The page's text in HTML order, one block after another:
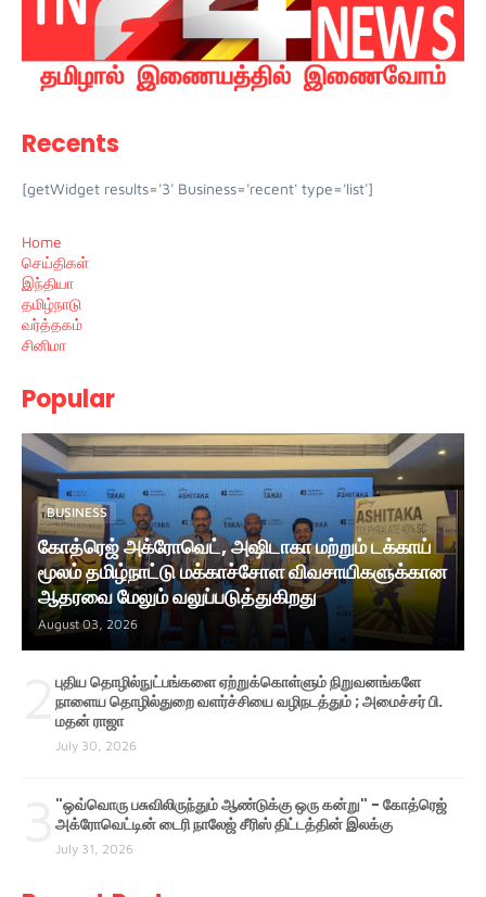
Recents
[getWidget results='3' Business='recent' type='list']
Home
செய்திகள்
இந்தியா
தமிழ்நாடு
வர்த்தகம்
சினிமா
Popular
BUSINESS
கோத்ரெஜ் அக்ரோவெட், அஷிடாகா மற்றும் டக்காய்
மூலம் தமிழ்நாட்டு மக்காச்சோள விவசாயிகளுக்கான
ஆதரவை மேலும் வலுப்படுத்துகிறது
August 03, 2026
புதிய தொழில்நுட்பங்களை ஏற்றுக்கொள்ளும் நிறுவனங்களே
நாளைய தொழில்துறை வளர்ச்சியை வழிநடத்தும் ; அமைச்சர் பி.
மதன் ராஜா
July 30, 2026
"ஒவ்வொரு பசுவிலிருந்தும் ஆண்டுக்கு ஒரு கன்று" - கோத்ரெஜ்
அக்ரோவெட்டின் டைரி நாலேஜ் சீரிஸ் திட்டத்தின் இலக்கு
July 31, 2026